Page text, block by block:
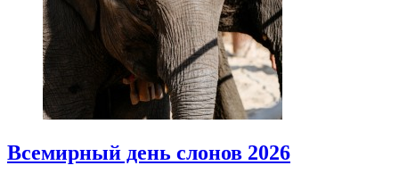
Всемирный день слонов 2026